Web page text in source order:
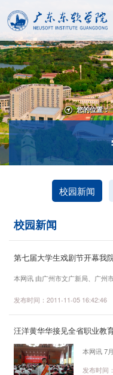
您的位置：
校园新闻
校园新闻
第七届大学生戏剧节开幕我
本网讯 由广州市文广新局、广州
个剧目报名参赛，参演大学生
剧专题报告会、大学生戏剧校园
等。此外，粤剧今年也首次进...
发布时间：2011-11-05 16:42:46
汪洋黄华华接见全省职业教
本网讯 7
行。会前
发布时间